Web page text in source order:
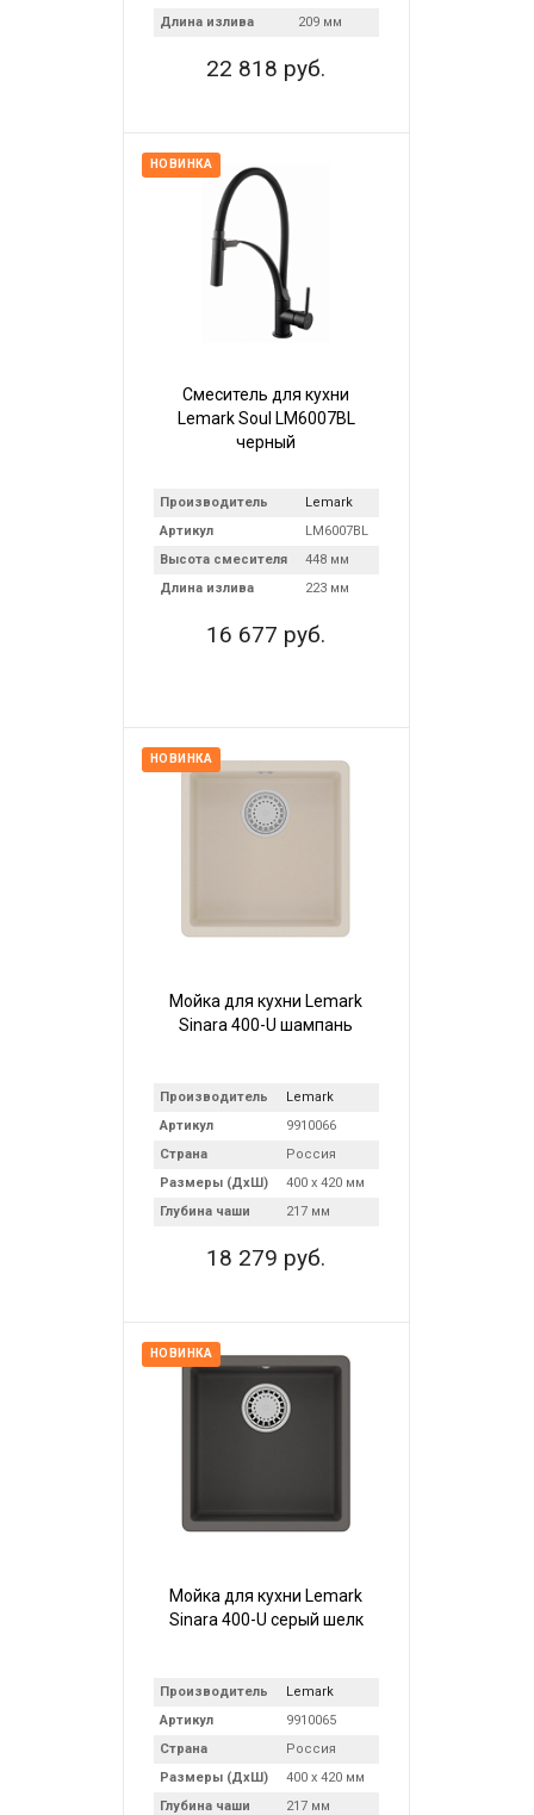
Длина излива
209 мм
22 818 руб.
НОВИНКА
Смеситель для кухни
Lemark Soul LM6007BL
черный
Производитель
Lemark
Артикул
LM6007BL
Высота смесителя
448 мм
Длина излива
223 мм
16 677 руб.
НОВИНКА
Мойка для кухни Lemark
Sinara 400-U шампань
Производитель
Lemark
Артикул
9910066
Страна
Россия
Размеры (ДхШ)
400 х 420 мм
Глубина чаши
217 мм
18 279 руб.
НОВИНКА
Мойка для кухни Lemark
Sinara 400-U серый шелк
Производитель
Lemark
Артикул
9910065
Страна
Россия
Размеры (ДхШ)
400 х 420 мм
Глубина чаши
217 мм